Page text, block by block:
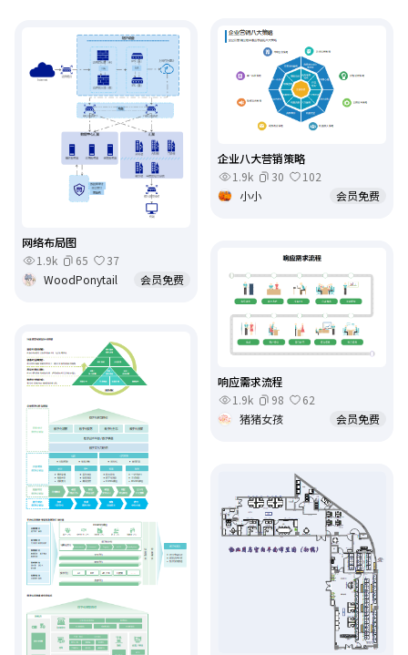
企业八大营销策略
1.9k
30
102
小小
会员免费
网络布局图
1.9k
65
37
WoodPonytail
会员免费
响应需求流程
1.9k
98
62
猪猪女孩
会员免费